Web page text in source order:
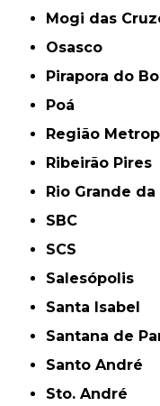
Mogi das
Osasco
Pirapora do
Poá
Região
Ribeirão Pires
Rio Grande
SBC
SCS
Salesópolis
Santa Isabel
Santana de
Santo André
Sto. André